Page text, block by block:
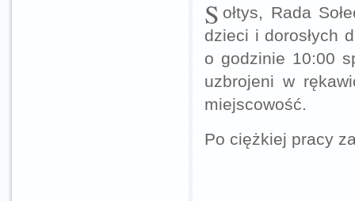
S ołtys, Rada
dzieci i dorosłych
o godzinie 10:00
uzbrojeni w
miejscowość.
Po ciężkiej pracy